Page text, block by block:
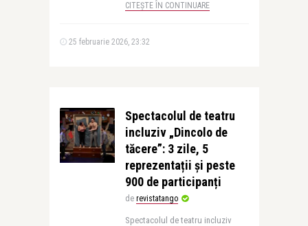
CITEȘTE ÎN CONTINUARE
25 februarie 2026, 23:32
Spectacolul de teatru
incluziv „Dincolo de
tăcere”: 3 zile, 5
reprezentații și peste
900 de participanți
de revistatango
Spectacolul de teatru incluziv